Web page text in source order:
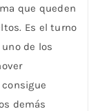
que queden
Es el turno
de los
demás